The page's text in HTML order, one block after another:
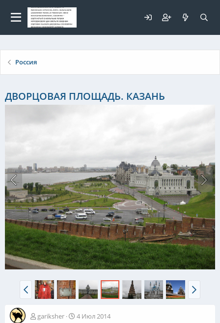
Россия
ДВОРЦОВАЯ ПЛОЩАДЬ. КАЗАНЬ
gariksher 4 Июл 2014
Для любых предложений по
сайту: elaizik@cp9.ru